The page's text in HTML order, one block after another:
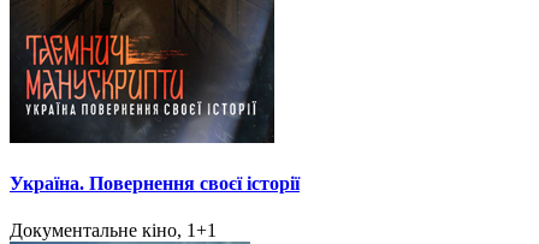
Україна. Повернення своєї історії
Документальне кіно, 1+1